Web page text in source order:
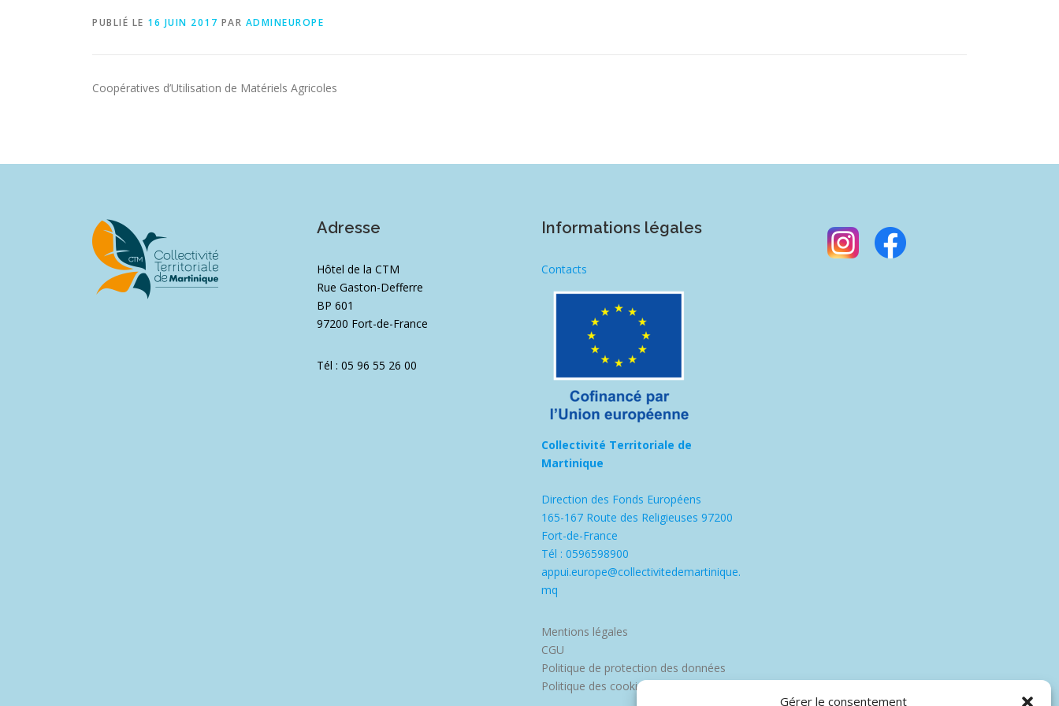
Gérer le consentement
PUBLIÉ LE 16 JUIN 2017 PAR ADMINEUROPE
Coopératives d’Utilisation de Matériels Agricoles
Adresse
Hôtel de la CTM
Rue Gaston-Defferre
BP 601
97200 Fort-de-France
Tél : 05 96 55 26 00
Informations légales
Contacts
Collectivité Territoriale de
Martinique
Direction des Fonds Européens
165-167 Route des Religieuses 97200
Fort-de-France
Tél : 0596598900
appui.europe@collectivitedemartinique.
mq
Mentions légales
CGU
Politique de protection des données
Politique des cookies